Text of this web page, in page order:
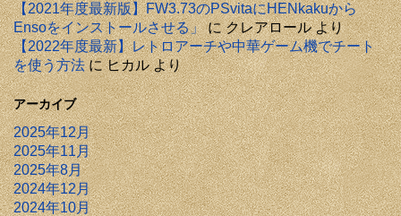
【2021年度最新版】FW3.73のPSvitaにHENkakuから
Ensoをインストールさせる」にクレアロールより
【2022年度最新】レトロアーチや中華ゲーム機でチート
を使う方法にヒカルより
アーカイブ
2025年12月
2025年11月
2025年8月
2024年12月
2024年10月